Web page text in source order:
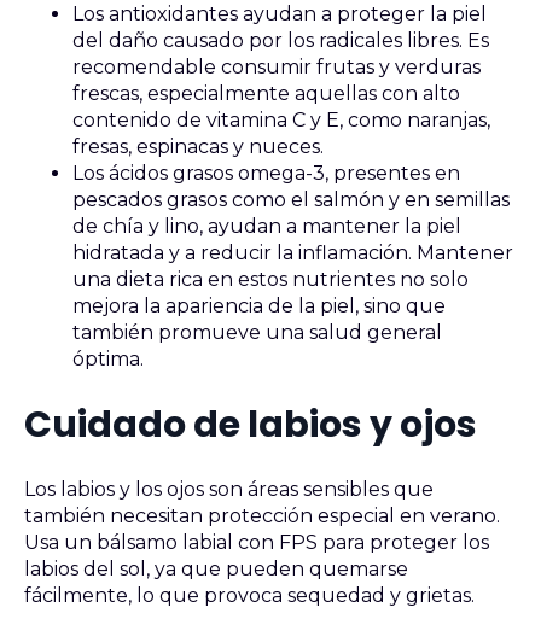
Los antioxidantes ayudan a proteger la piel
del daño causado por los radicales libres. Es
recomendable consumir frutas y verduras
frescas, especialmente aquellas con alto
contenido de vitamina C y E, como naranjas,
fresas, espinacas y nueces.
Los ácidos grasos omega-3, presentes en
pescados grasos como el salmón y en semillas
de chía y lino, ayudan a mantener la piel
hidratada y a reducir la inflamación. Mantener
una dieta rica en estos nutrientes no solo
mejora la apariencia de la piel, sino que
también promueve una salud general
óptima.
Cuidado de labios y ojos
Los labios y los ojos son áreas sensibles que
también necesitan protección especial en verano.
Usa un bálsamo labial con FPS para proteger los
labios del sol, ya que pueden quemarse
fácilmente, lo que provoca sequedad y grietas.